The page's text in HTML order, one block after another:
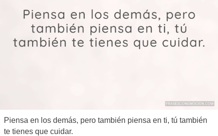
Piensa en los demás, pero también piensa en ti, tú también
te tienes que cuidar.